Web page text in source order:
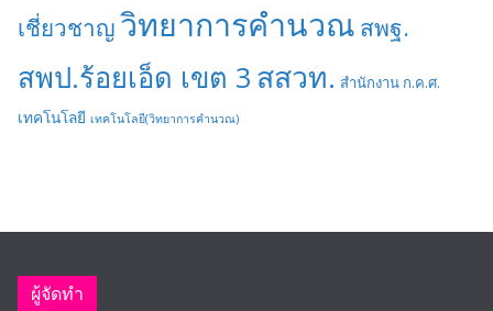
เชี่ยวชาญวิทยาการคำนวณ สพฐ.
สพป.ร้อยเอ็ด เขต 3 สสวท. สำนักงาน ก.ค.ศ.
เทคโนโลยี เทคโนโลยี(วิทยาการคำนวณ)
ผู้จัดทำ